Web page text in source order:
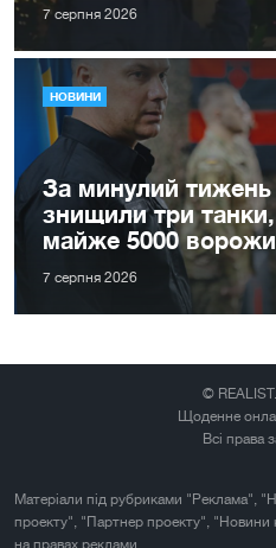
7 серпня 2026
НОВИНИ
За минулий
знищили три
майже 5000
7 серпня 2026
©
Щоденне
Всі права
Матеріали під рубриками "Реклама",
проекту", "Партнер проекту", "Новини
на правах реклами